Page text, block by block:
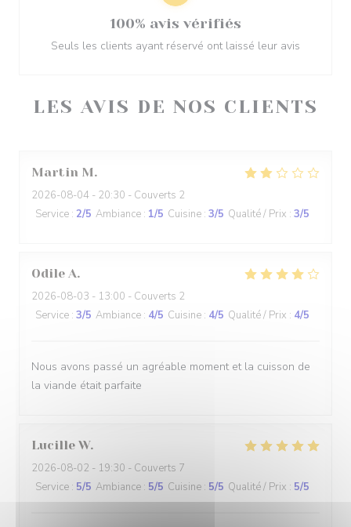
LES AVIS DE NOS CLIENTS
Martin M
2026-08-04 - 20:30 - Couverts 2
Service : 2/5 Ambiance : 1/5 Cuisine : 3/5 Qualité / Prix : 3/5
Odile A
2026-08-03 - 13:00 - Couverts 2
Service : 3/5 Ambiance : 4/5 Cuisine : 4/5 Qualité / Prix : 4/5
Nous avons passé un agréable moment et la cuisson de
la viande était parfaite
Lucille W
2026-08-02 - 19:30 - Couverts 7
Service : 5/5 Ambiance : 5/5 Cuisine : 5/5 Qualité / Prix : 5/5
100% avis vérifiés
Seuls les clients ayant réservé ont laissé leur avis